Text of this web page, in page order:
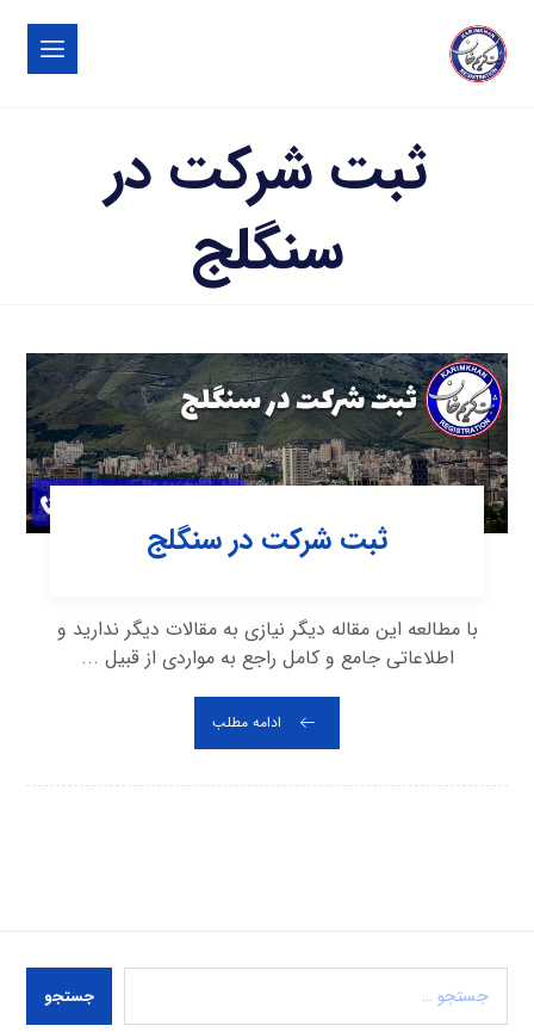
ثبت شرکت در
سنگلج
ثبت شرکت در سنگلج
با مطالعه این مقاله دیگر نیازی به مقالات دیگر ندارید و
اطلاعاتی جامع و کامل راجع به مواردی از قبیل ...
ادامه مطلب
جستجو